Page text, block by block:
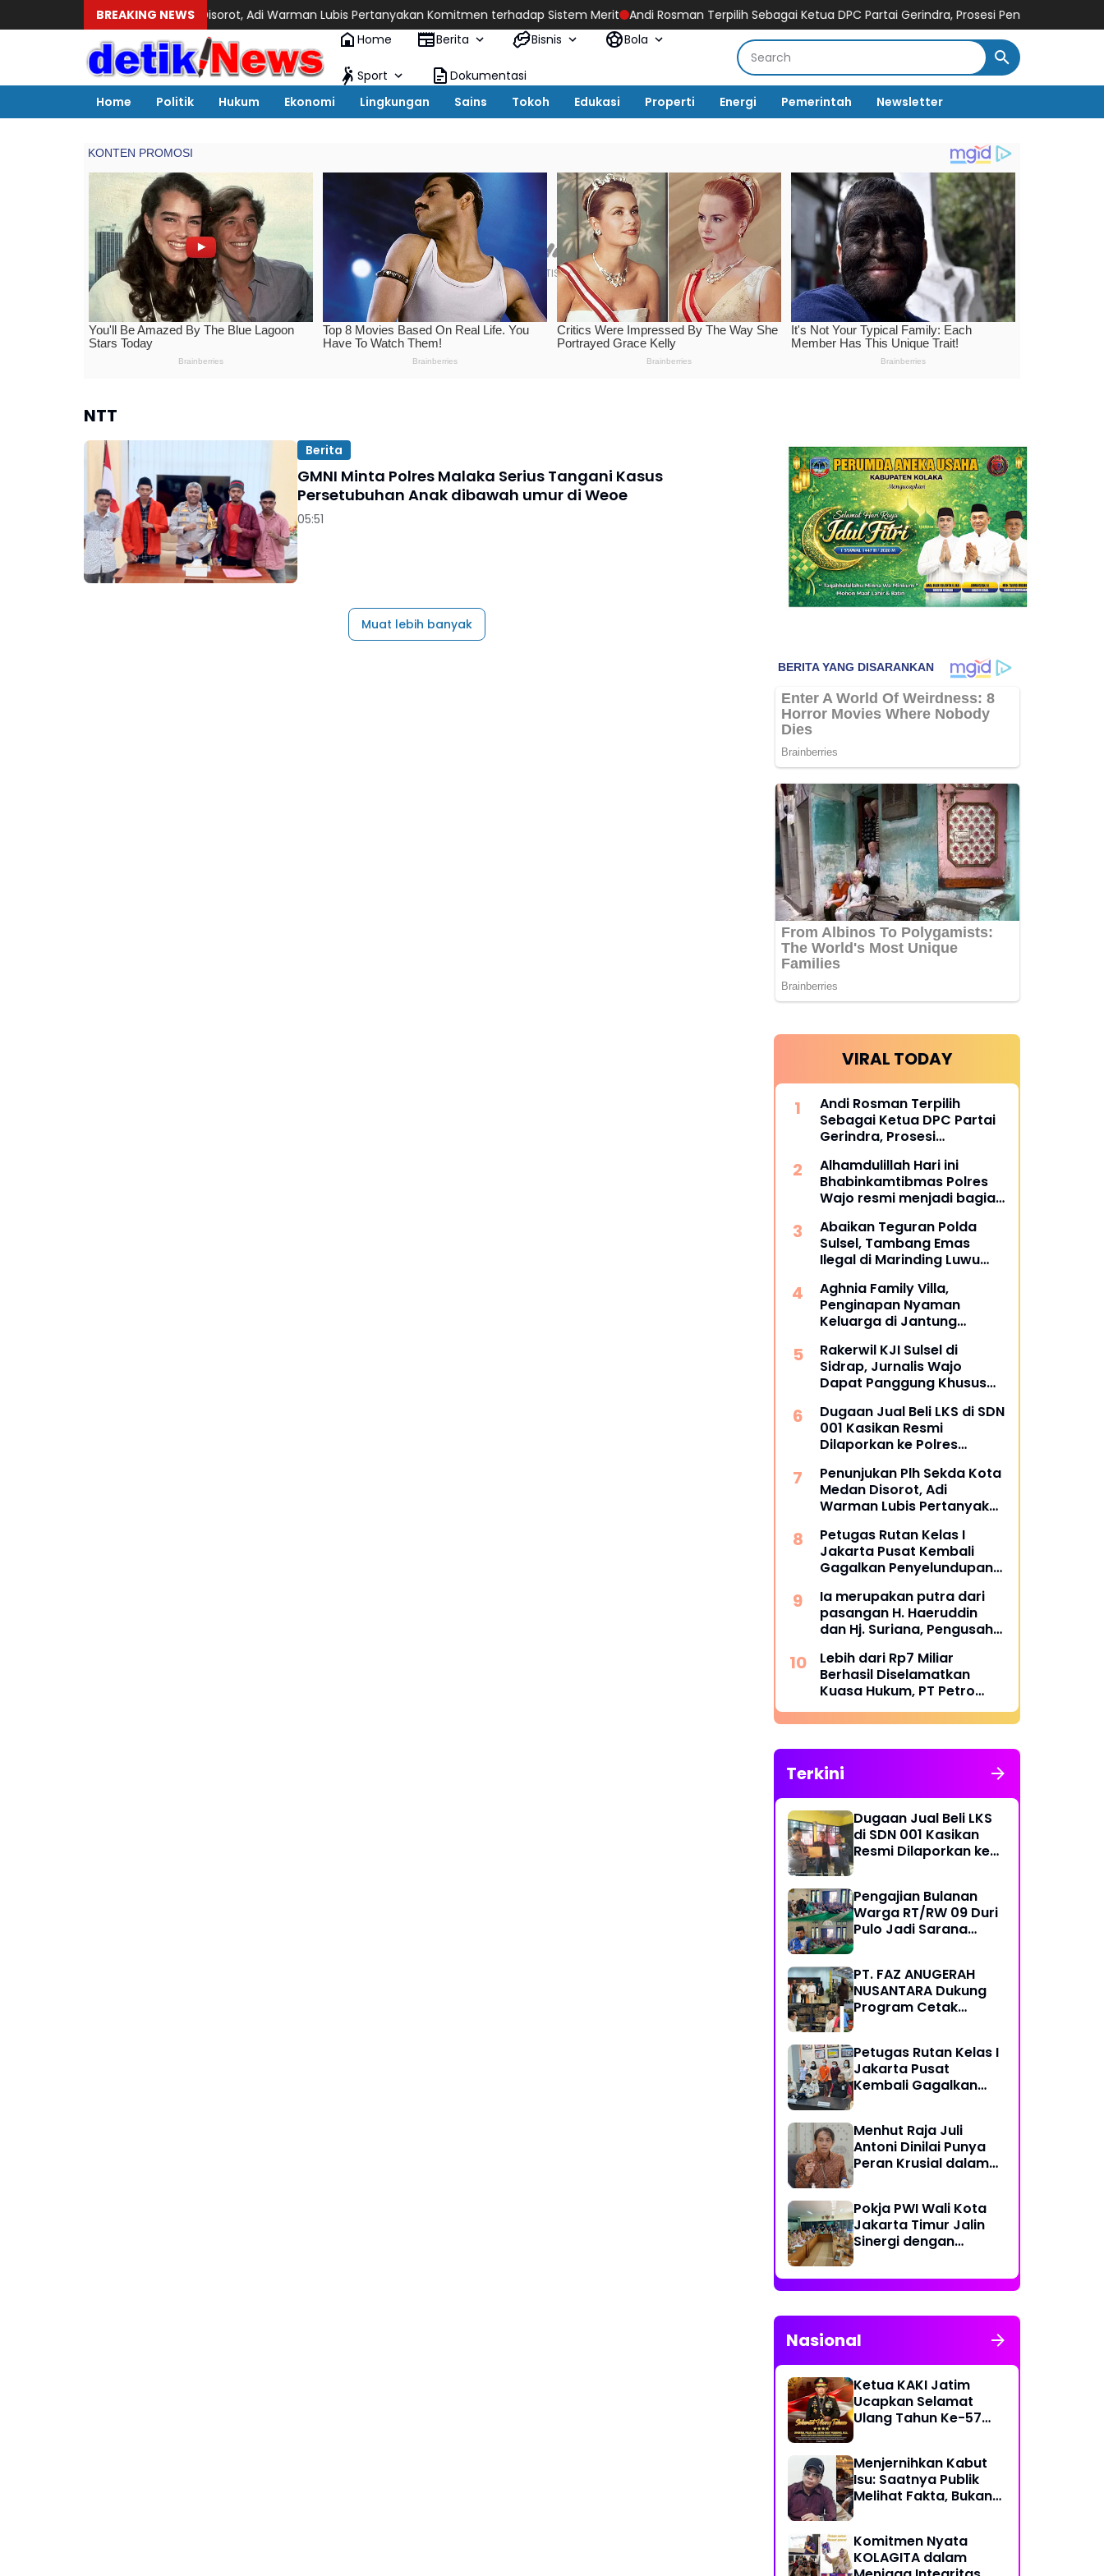
BREAKING NEWS
Sekda Kota Medan Disorot, Adi Warman Lubis Pertanyakan Komitmen terhadap Sistem Merit Andi Rosman Terpilih Sebagai Ketua DPC Partai Gerindra, Prosesi Pengukuhan Dipimpin
Home
Berita Bisnis Bola
Sport
Dokumentasi
Home
Politik Hukum Ekonomi Lingkungan Sains Tokoh Edukasi Properti Energi Pemerintah Newsletter
NTT
Berita
GMNI Minta Polres Malaka Serius Tangani Kasus
Persetubuhan Anak dibawah umur di Weoe
05:51
Muat lebih banyak
VIRAL TODAY
Andi Rosman Terpilih
Sebagai Ketua DPC Partai
Gerindra, Prosesi
Langsung Sufmi Dasco
Ahmad.
Alhamdulillah Hari ini
Bhabinkamtibmas Polres
Wajo resmi menjadi bagian
Lingkungan)
Abaikan Teguran Polda
Sulsel, Tambang Emas
Ilegal di Marinding Luwu
Hari Tiga Pelaku Terkesan
Kebah Hukum
Aghnia Family Villa,
Penginapan Nyaman
Keluarga di Jantung
Bulukumba
Rakerwil KJI Sulsel di
Sidrap, Jurnalis Wajo
Dapat Panggung Khusus
Dugaan Jual Beli LKS di SDN
001 Kasikan Resmi
Dilaporkan ke Polres
Metroterkini.id Desak Usut
Kasus Ini
Penunjukan Plh Sekda Kota
Medan Disorot, Adi
Warman Lubis Pertanyakan
Merit
Petugas Rutan Kelas I
Jakarta Pusat Kembali
Gagalkan Penyelundupan
Disembunyikan di Pakaian
Dalam Pengunjung
Ia merupakan putra dari
pasangan H. Haeruddin
dan Hj. Suriana, Pengusaha
Resmi Dilantik Ketua BPC
HIPMI Makassar
Lebih dari Rp7 Miliar
Berhasil Diselamatkan
Kuasa Hukum, PT Petro
Utama Energi Disomasi
atas Dugaan Wanprestasi
Terkini
Dugaan Jual Beli LKS
di SDN 001 Kasikan
Resmi Dilaporkan ke
Metroterkini.id Desak
Usut Kasus Ini
Pengajian Bulanan
Warga RT/RW 09 Duri
Pulo Jadi Sarana
Kebersamaan
PT. FAZ ANUGERAH
NUSANTARA Dukung
Program Cetak
Pestisida
Petugas Rutan Kelas I
Jakarta Pusat
Kembali Gagalkan
Disembunyikan di
Pakaian Dalam
Pengunjung
Menhut Raja Juli
Antoni Dinilai Punya
Peran Krusial dalam
Hutan
Pokja PWI Wali Kota
Jakarta Timur Jalin
Sinergi dengan
untuk Perkuat
Publikasi Informasi
Nasional
Ketua KAKI Jatim
Ucapkan Selamat
Ulang Tahun Ke-57
Semoga Selalu Sehat
Sukses Berkah Umur
Menjernihkan Kabut
Isu: Saatnya Publik
Melihat Fakta, Bukan
Komitmen Nyata
KOLAGITA dalam